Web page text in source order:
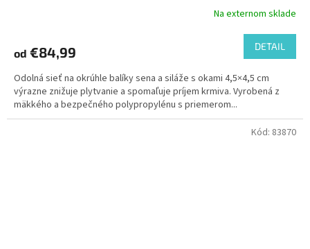
Na externom sklade
od €84,99 DETAIL
Odolná sieť na okrúhle balíky sena a siláže s okami 4,5×4,5 cm
výrazne znižuje plytvanie a spomaľuje príjem krmiva. Vyrobená z
mäkkého a bezpečného polypropylénu s priemerom...
Kód: 83870